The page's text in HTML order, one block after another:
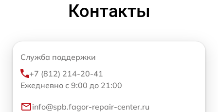
Контакты
Служба поддержки
+7 (812) 214-20-41
Ежедневно с 9:00 до 21:00
info@spb.fagor-repair-center.ru